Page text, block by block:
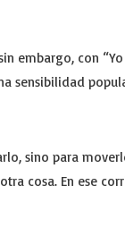
embargo, con
sensibilidad
sino para
cosa. En ese